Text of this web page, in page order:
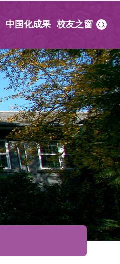
中国化成果 校友之窗